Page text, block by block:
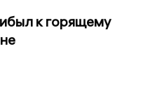
к горящему